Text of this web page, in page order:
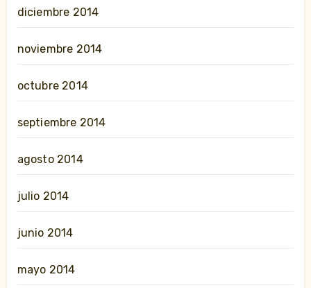
diciembre 2014
noviembre 2014
octubre 2014
septiembre 2014
agosto 2014
julio 2014
junio 2014
mayo 2014